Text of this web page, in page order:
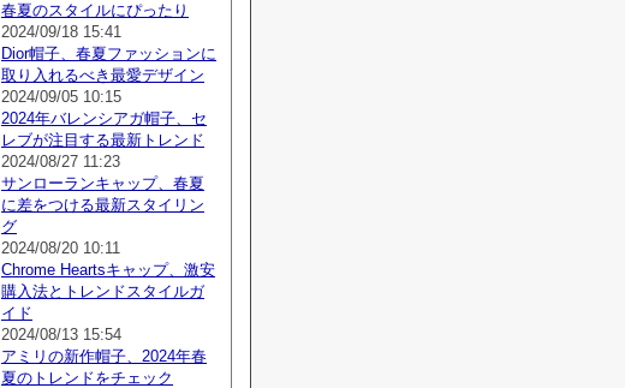
春夏のスタイルにぴったり
2024/09/18 15:41
Dior帽子、春夏ファッションに
取り入れるべき最愛デザイン
2024/09/05 10:15
2024年バレンシアガ帽子、セ
レブが注目する最新トレンド
2024/08/27 11:23
サンローランキャップ、春夏
に差をつける最新スタイリン
グ
2024/08/20 10:11
Chrome Heartsキャップ、激安
購入法とトレンドスタイルガ
イド
2024/08/13 15:54
アミリの新作帽子、2024年春
夏のトレンドをチェック